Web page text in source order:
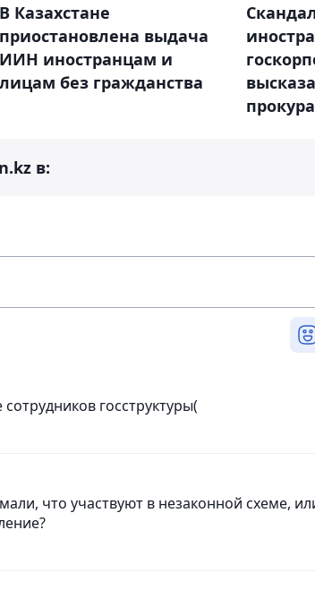
В Казахстане
приостановлена выдача
ИИН иностранцам и
лицам без гражданства
в:
госструктуры(
что участвуют в незаконной схеме,